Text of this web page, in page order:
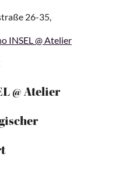
26-35,
INSEL @ Atelier
@ Atelier